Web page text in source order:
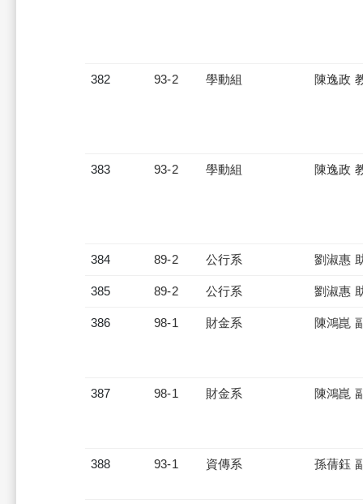
382 93-2 學動組 陳逸政
383 93-2 學動組 陳逸政
384 89-2 公行系 劉淑惠
385 89-2 公行系 劉淑惠
386 98-1 財金系 陳鴻崑
387 98-1 財金系 陳鴻崑
388 93-1 資傳系 孫蒨鈺